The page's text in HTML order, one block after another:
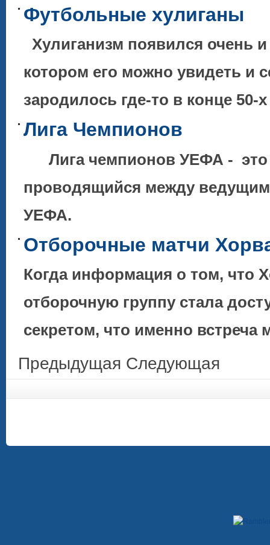
Футбольные хулиганы
Хулиганизм появился очень
котором его можно увидеть и
зародилось где-то в конце 50-
Лига Чемпионов
Лига чемпионов УЕФА - это
проводящийся между
УЕФА.
Отборочные матчи
Когда информация о том, что
отборочную группу стала
секретом, что именно
Предыдущая Следующая